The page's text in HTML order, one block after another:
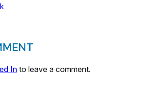
In to leave a comment.